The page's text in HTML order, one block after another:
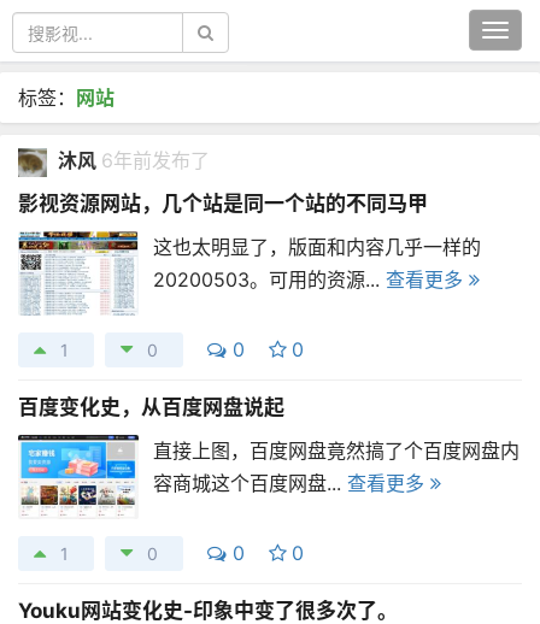
标签：
网站
沐风 6年前发布了
影视资源网站，几个站是同一个站的不同马甲
这也太明显了，版面和内容几乎一样的
20200503。可用的资源... 查看更多
1 0 0 0
百度变化史，从百度网盘说起
直接上图，百度网盘竟然搞了个百度网盘内
容商城这个百度网盘... 查看更多
1 0 0 0
Youku网站变化史-印象中变了很多次了。